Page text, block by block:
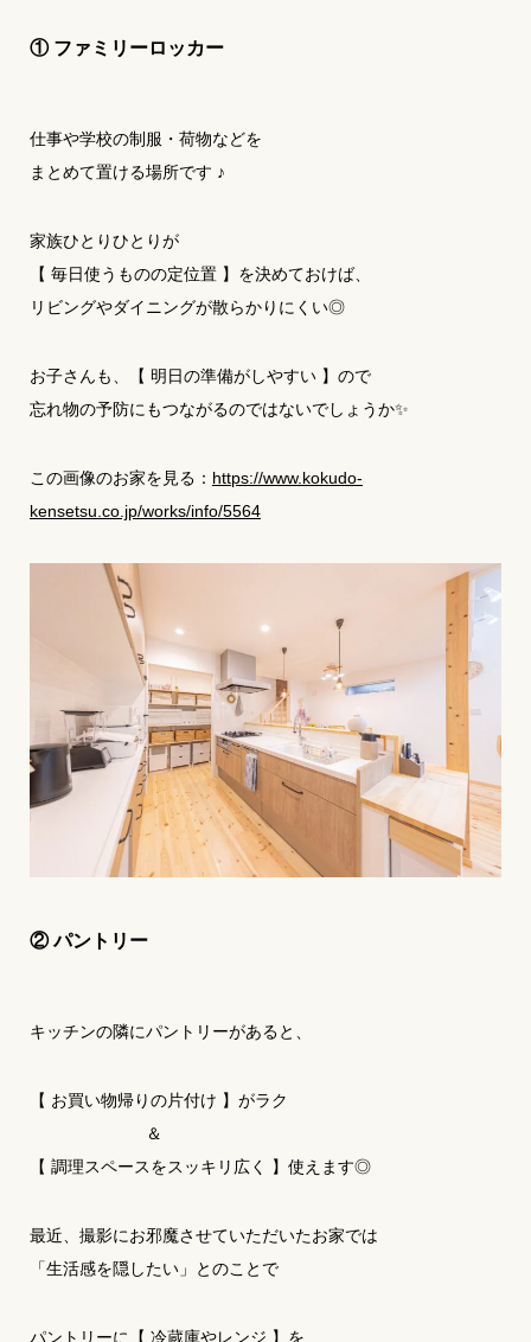
① ファミリーロッカー
仕事や学校の制服・荷物などを
まとめて置ける場所です ♪
家族ひとりひとりが
【 毎日使うものの定位置 】を決めておけば、
リビングやダイニングが散らかりにくい◎
お子さんも、【 明日の準備がしやすい 】ので
忘れ物の予防にもつながるのではないでしょうか✨
この画像のお家を見る： https://www.kokudo-
kensetsu.co.jp/works/info/5564
② パントリー
キッチンの隣にパントリーがあると、
【 お買い物帰りの片付け 】がラク
＆
【 調理スペースをスッキリ広く 】使えます◎
最近、撮影にお邪魔させていただいたお家では
「生活感を隠したい」とのことで
パントリーに【 冷蔵庫やレンジ 】を